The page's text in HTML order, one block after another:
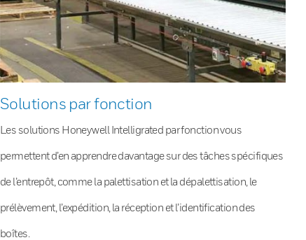
Solutions par fonction
Les solutions Honeywell Intelligrated par fonction vous
permettent d’en apprendre davantage sur des tâches spécifiques
de l’entrepôt, comme la palettisation et la dépalettisation, le
prélèvement, l’expédition, la réception et l’identification des
boîtes.